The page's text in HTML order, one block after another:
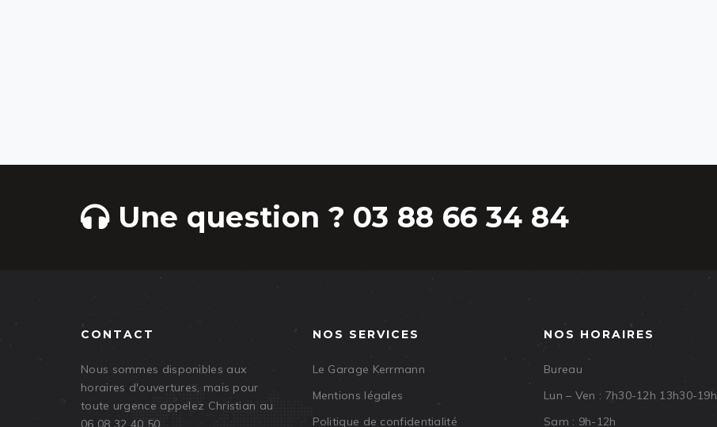
Une question ? 03 88 66 34 84
CONTACT
Nous sommes disponibles aux
horaires d'ouvertures, mais pour
toute urgence appelez Christian au
06 08 32 40 50
NOS SERVICES
Le Garage Kerrmann
Mentions légales
Politique de confidentialité
NOS HORAIRES
Bureau
Lun – Ven : 7h30-12h 13h30-19h
Sam : 9h-12h